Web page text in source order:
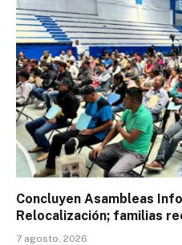
Concluyen Asambleas
Relocalización; familias
7 agosto, 2026